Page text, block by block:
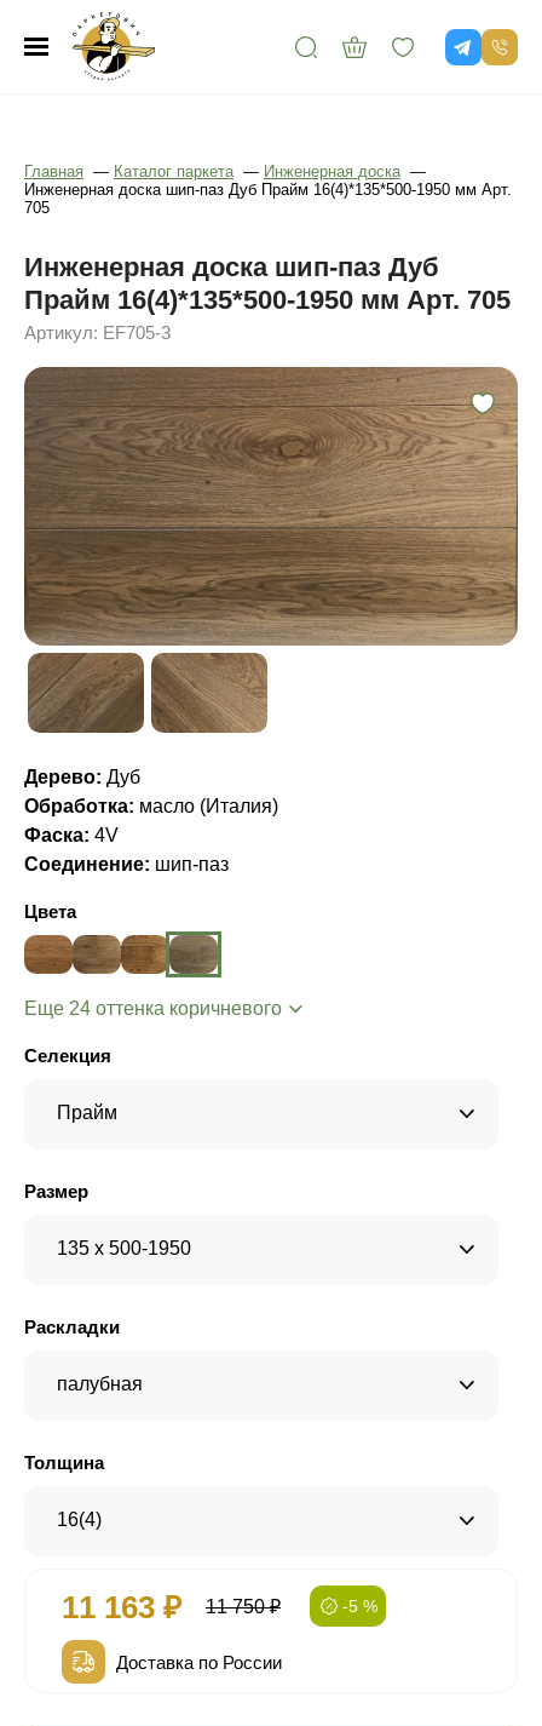
Главная — Каталог паркета — Инженерная доска —
Инженерная доска шип-паз Дуб Прайм 16(4)*135*500-1950 мм Арт.
705
Инженерная доска шип-паз Дуб
Прайм 16(4)*135*500-1950 мм Арт. 705
Артикул: EF705-3
Дерево: Дуб
Обработка: масло (Италия)
Фаска: 4V
Соединение: шип-паз
Цвета
Еще 24 оттенка коричневого
Селекция
Прайм
Размер
135 x 500-1950
Раскладки
палубная
Толщина
16(4)
11 163 ₽ 11 750 ₽ -5 %
Доставка по России